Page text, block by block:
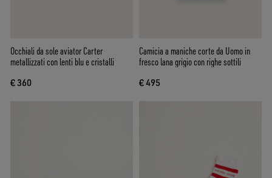
Occhiali da sole aviator Carter
metallizzati con lenti blu e cristalli
€ 360
Camicia a maniche corte da Uomo in
fresco lana grigio con righe sottili
€ 495